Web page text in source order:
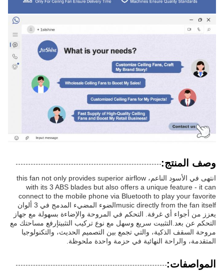
وصف المنتج:
انتهى في الأسود الناعم، this fan not only provides superior airflow
with its 3 ABS blades but also offers a unique feature - it can
connect to the mobile phone via Bluetooth to play your favorite
music directly from the fan itselfالضوء المضيء المدمج في 3 ألوان
يعزز من أجواء أي غرفة. التحكم في المروحة والإضاءة بسهولة مع جهاز
التحكم عن بعد.التثبيت سريع وسهل مع نوع تركيب التثبيتإرفع مساحتك مع
مروحة السقف الذكية، والتي تجمع بين التصميم الحديث، والتكنولوجيا
المتقدمة، والراحة النهائية في حزمة واحدة ملحوظة.
المواصفات: